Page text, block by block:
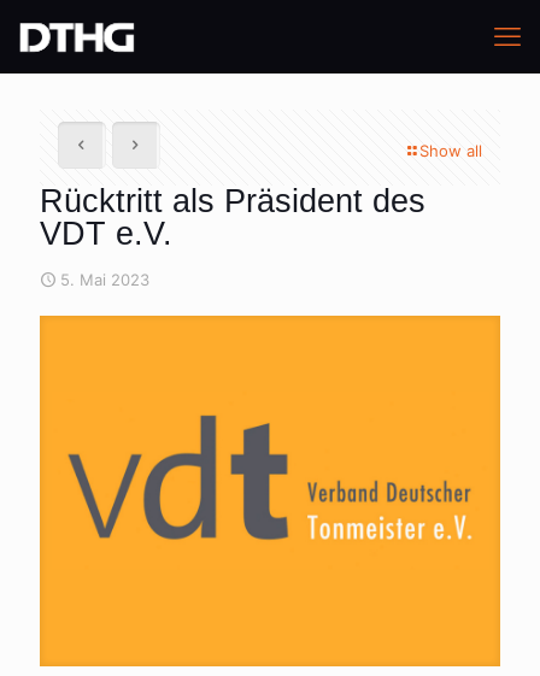
Show all
Rücktritt als Präsident des
VDT e.V.
5. Mai 2023